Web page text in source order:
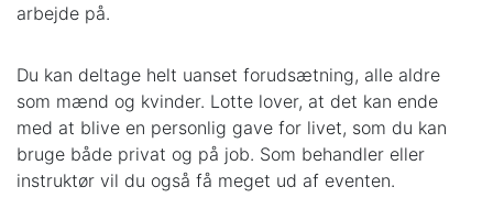
arbejde på.
Du kan deltage helt uanset forudsætning, alle aldre
som mænd og kvinder. Lotte lover, at det kan ende
med at blive en personlig gave for livet, som du kan
bruge både privat og på job. Som behandler eller
instruktør vil du også få meget ud af eventen.